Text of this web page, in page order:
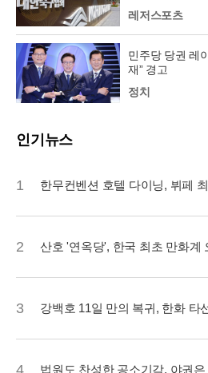
레저스포츠
민주당 당권 레
재” 경고
정치
인기뉴스
1 한무컨벤션 호텔 다이닝, 뷔페
2 산호 '연옥당', 한국 최초 만화계
3 강백호 11일 만의 복귀, 한화 타
법원도 찬성한 공소기각, 야권